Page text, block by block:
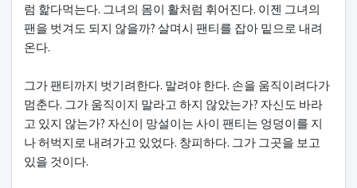
럼 핥다먹는다. 그녀의 몸이 활처럼 휘어진다. 이젠 그녀의
팬을 벗겨도 되지 않을까? 살며시 팬티를 잡아 밑으로 내려
온다.
그가 팬티까지 벗기려한다. 말려야 한다. 손을 움직이려다가
멈춘다. 그가 움직이지 말라고 하지 않았는가? 자신도 바라
고 있지 않는가? 자신이 망설이는 사이 팬티는 엉덩이를 지
나 허벅지로 내려가고 있었다. 창피하다. 그가 그곳을 보고
있을 것이다.